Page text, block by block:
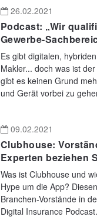
26.02.2021
Podcast: „Wir
Gewerbe-
Es gibt digitalen,
Makler... doch was ist
gibt es keinen Grund
und Gerät vorbei zu
09.02.2021
Clubhouse:
Experten beziehen
Was ist Clubhouse und
Hype um die App?
Branchen-Vorstände in
Digital Insurance Podcast.